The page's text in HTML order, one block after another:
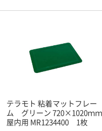
テラモト 粘着マットフレー
ム グリーン 720×1020ｍｍ
屋内用 MR1234400 1枚